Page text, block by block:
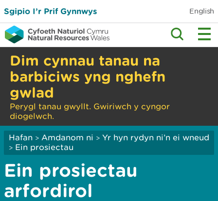
Sgipio I’r Prif Gynnwys English
Dim cynnau tanau na
barbiciws yng nghefn
gwlad
Perygl tanau gwyllt. Gwiriwch y cyngor
diogelwch.
Hafan > Amdanom ni > Yr hyn rydyn ni’n ei wneud
> Ein prosiectau
Ein prosiectau
arfordirol